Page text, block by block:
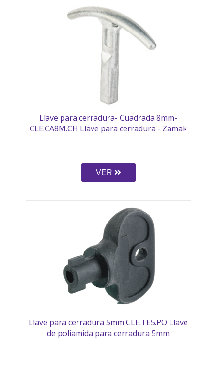
Llave para cerradura- Cuadrada 8mm-
CLE.CA8M.CH Llave para cerradura - Zamak
VER
Llave para cerradura 5mm CLE.TE5.PO Llave
de poliamida para cerradura 5mm